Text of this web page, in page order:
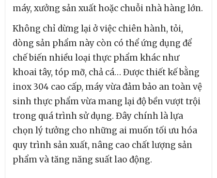
máy, xưởng sản xuất hoặc chuỗi nhà hàng lớn.
Không chỉ dừng lại ở việc chiên hành, tỏi,
dòng sản phẩm này còn có thể ứng dụng để
chế biến nhiều loại thực phẩm khác như
khoai tây, tóp mỡ, chả cá… Được thiết kế bằng
inox 304 cao cấp, máy vừa đảm bảo an toàn vệ
sinh thực phẩm vừa mang lại độ bền vượt trội
trong quá trình sử dụng. Đây chính là lựa
chọn lý tưởng cho những ai muốn tối ưu hóa
quy trình sản xuất, nâng cao chất lượng sản
phẩm và tăng năng suất lao động.